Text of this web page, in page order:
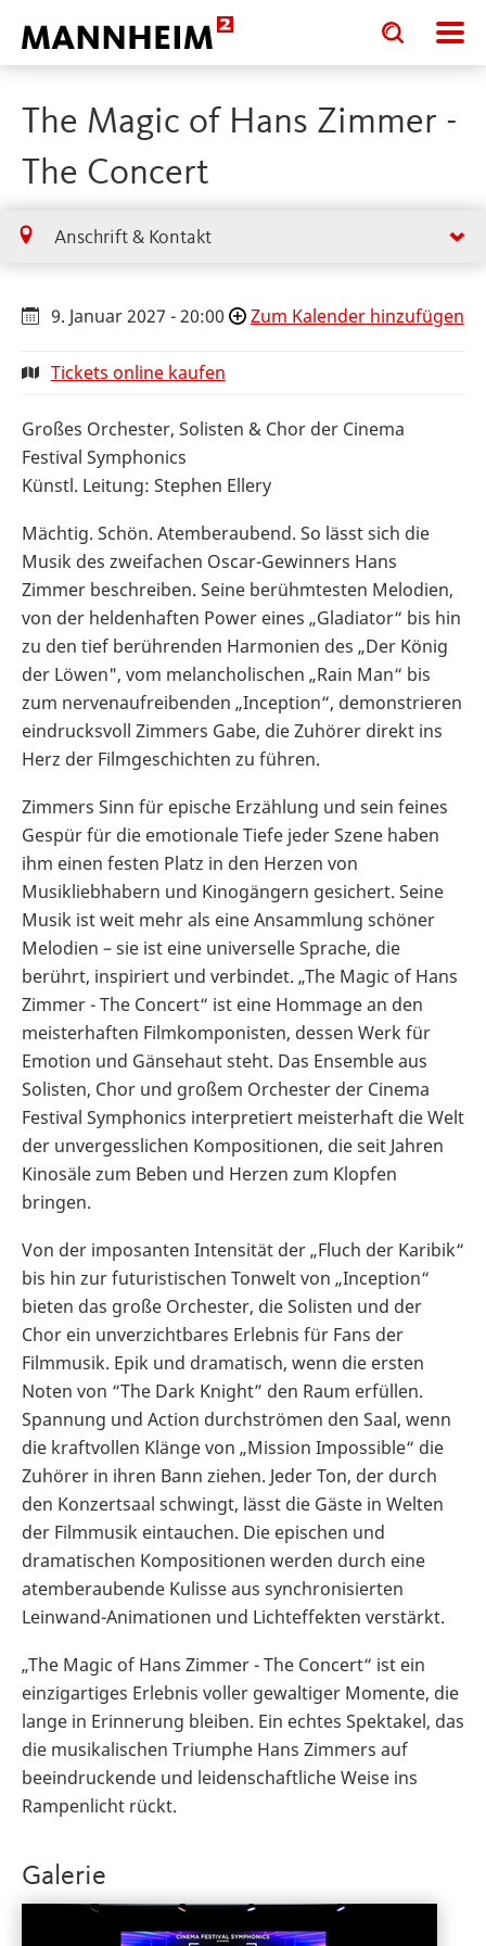
Toggle
search
input
Toggle
search
input
The Magic of Hans Zimmer -
The Concert
Anschrift & Kontakt
9. Januar 2027 - 20:00 Zum Kalender hinzufügen
Tickets online kaufen
Großes Orchester, Solisten & Chor der Cinema
Festival Symphonics
Künstl. Leitung: Stephen Ellery
Mächtig. Schön. Atemberaubend. So lässt sich die
Musik des zweifachen Oscar-Gewinners Hans
Zimmer beschreiben. Seine berühmtesten Melodien,
von der heldenhaften Power eines „Gladiator“ bis hin
zu den tief berührenden Harmonien des „Der König
der Löwen", vom melancholischen „Rain Man“ bis
zum nervenaufreibenden „Inception“, demonstrieren
eindrucksvoll Zimmers Gabe, die Zuhörer direkt ins
Herz der Filmgeschichten zu führen.
Zimmers Sinn für epische Erzählung und sein feines
Gespür für die emotionale Tiefe jeder Szene haben
ihm einen festen Platz in den Herzen von
Musikliebhabern und Kinogängern gesichert. Seine
Musik ist weit mehr als eine Ansammlung schöner
Melodien – sie ist eine universelle Sprache, die
berührt, inspiriert und verbindet. „The Magic of Hans
Zimmer - The Concert“ ist eine Hommage an den
meisterhaften Filmkomponisten, dessen Werk für
Emotion und Gänsehaut steht. Das Ensemble aus
Solisten, Chor und großem Orchester der Cinema
Festival Symphonics interpretiert meisterhaft die Welt
der unvergesslichen Kompositionen, die seit Jahren
Kinosäle zum Beben und Herzen zum Klopfen
bringen.
Von der imposanten Intensität der „Fluch der Karibik“
bis hin zur futuristischen Tonwelt von „Inception“
bieten das große Orchester, die Solisten und der
Chor ein unverzichtbares Erlebnis für Fans der
Filmmusik. Epik und dramatisch, wenn die ersten
Noten von “The Dark Knight” den Raum erfüllen.
Spannung und Action durchströmen den Saal, wenn
die kraftvollen Klänge von „Mission Impossible“ die
Zuhörer in ihren Bann ziehen. Jeder Ton, der durch
den Konzertsaal schwingt, lässt die Gäste in Welten
der Filmmusik eintauchen. Die epischen und
dramatischen Kompositionen werden durch eine
atemberaubende Kulisse aus synchronisierten
Leinwand-Animationen und Lichteffekten verstärkt.
„The Magic of Hans Zimmer - The Concert“ ist ein
einzigartiges Erlebnis voller gewaltiger Momente, die
lange in Erinnerung bleiben. Ein echtes Spektakel, das
die musikalischen Triumphe Hans Zimmers auf
beeindruckende und leidenschaftliche Weise ins
Rampenlicht rückt.
Galerie